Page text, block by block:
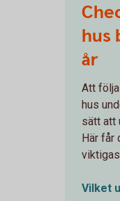
hus
år
Att
hus
sätt att
Här får
Vilket